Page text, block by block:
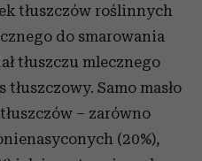
tłuszczów roślinnych
do smarowania
tłuszczu mlecznego
Samo masło
– zarówno
(20%),